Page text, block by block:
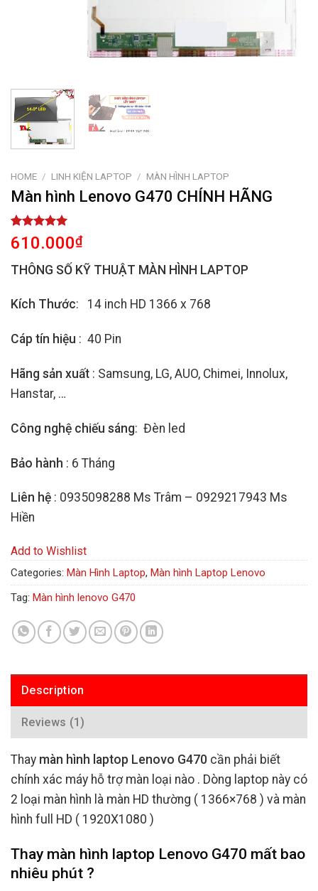
HOME / LINH KIỆN LAPTOP / MÀN HÌNH LAPTOP
Màn hình Lenovo G470 CHÍNH HÃNG
Rated
5.00
out of 5
based on
1
customer
610.000₫
THÔNG SỐ KỸ THUẬT MÀN HÌNH LAPTOP
Kích Thước: 14 inch HD 1366 x 768
Cáp tín hiệu : 40 Pin
Hãng sản xuất : Samsung, LG, AUO, Chimei, Innolux,
Hanstar, …
Công nghệ chiếu sáng: Đèn led
Bảo hành : 6 Tháng
Liên hệ : 0935098288 Ms Trâm – 0929217943 Ms
Hiền
Add to Wishlist
Categories: Màn Hình Laptop, Màn hình Laptop Lenovo
Tag: Màn hình lenovo G470
Description
Reviews (1)
Thay màn hình laptop Lenovo G470 cần phải biết
chính xác máy hỗ trợ màn loại nào . Dòng laptop này có
2 loại màn hình là màn HD thường ( 1366×768 ) và màn
hình full HD ( 1920X1080 )
Thay màn hình laptop Lenovo G470 mất bao
nhiêu phút ?